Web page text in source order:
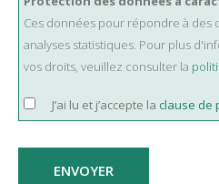
Ces données pour répondre à des
analyses statistiques. Pour plus
vos droits, veuillez consulter la
J’ai lu et j’accepte la clause de